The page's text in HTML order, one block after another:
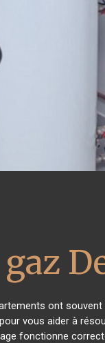
ont
vous aider à
fonctionne